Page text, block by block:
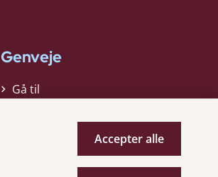
Genveje
Gå til
Accepter alle